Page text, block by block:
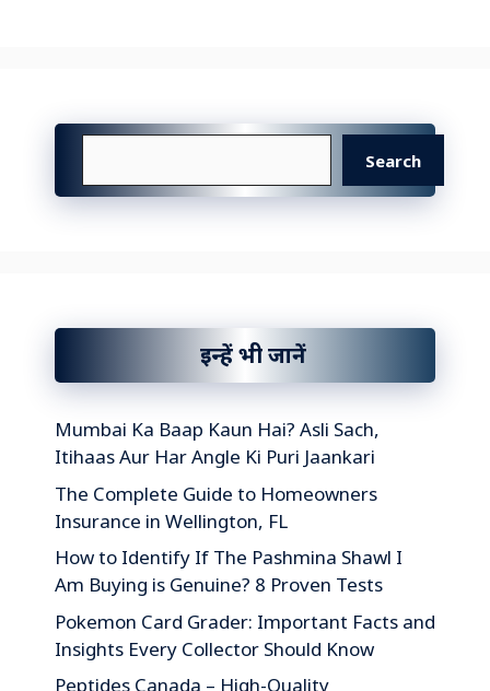
Search
इन्हें भी जानें
Mumbai Ka Baap Kaun Hai? Asli Sach,
Itihaas Aur Har Angle Ki Puri Jaankari
The Complete Guide to Homeowners
Insurance in Wellington, FL
How to Identify If The Pashmina Shawl I
Am Buying is Genuine? 8 Proven Tests
Pokemon Card Grader: Important Facts and
Insights Every Collector Should Know
Peptides Canada – High-Quality